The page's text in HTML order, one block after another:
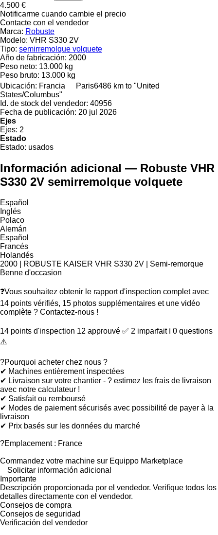
4.500 €
Notificarme cuando cambie el precio
Contacte con el vendedor
Marca: Robuste
Modelo: VHR S330 2V
Tipo: semirremolque volquete
Año de fabricación: 2000
Peso neto: 13.000 kg
Peso bruto: 13.000 kg
Ubicación: Francia Paris6486 km to "United
States/Columbus"
Id. de stock del vendedor: 40956
Fecha de publicación: 20 jul 2026
Ejes
Ejes: 2
Estado
Estado: usados
Información adicional — Robuste VHR
S330 2V semirremolque volquete
Español
Inglés
Polaco
Alemán
Español
Francés
Holandés
2000 | ROBUSTE KAISER VHR S330 2V | Semi-remorque
Benne d'occasion
❓Vous souhaitez obtenir le rapport d'inspection complet avec
14 points vérifiés, 15 photos supplémentaires et une vidéo
complète ? Contactez-nous !
14 points d'inspection 12 approuvé ✅ 2 imparfait ℹ️ 0 questions
⚠️
?Pourquoi acheter chez nous ?
✔ Machines entièrement inspectées
✔ Livraison sur votre chantier - ? estimez les frais de livraison
avec notre calculateur !
✔ Satisfait ou remboursé
✔ Modes de paiement sécurisés avec possibilité de payer à la
livraison
✔ Prix basés sur les données du marché
?Emplacement : France
Commandez votre machine sur Equippo Marketplace
Solicitar información adicional
Importante
Descripción proporcionada por el vendedor. Verifique todos los
detalles directamente con el vendedor.
Consejos de compra
Consejos de seguridad
Verificación del vendedor